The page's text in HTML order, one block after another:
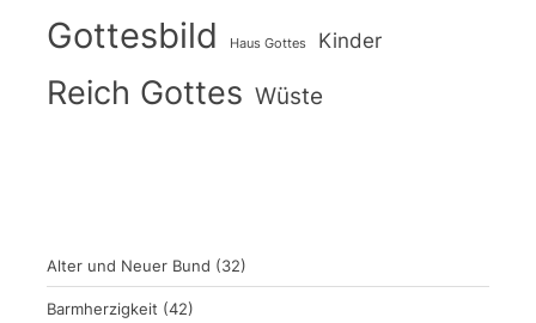
Gottesbild Haus Gottes Kinder
Reich Gottes Wüste
Alter und Neuer Bund (32)
Barmherzigkeit (42)